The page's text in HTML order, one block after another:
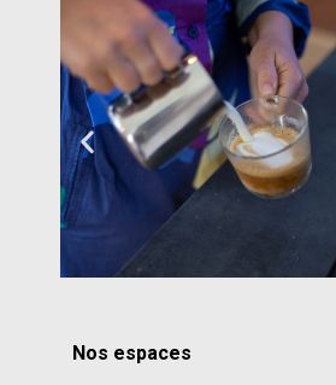
Nos espaces